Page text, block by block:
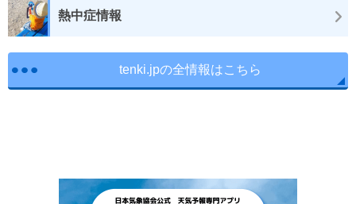
熱中症情報
tenki.jpの全情報はこちら